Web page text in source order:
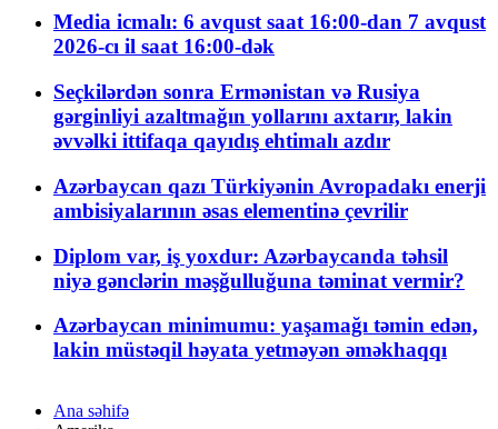
Media icmalı: 6 avqust saat 16:00-dan 7 avqust
2026-cı il saat 16:00-dək
Seçkilərdən sonra Ermənistan və Rusiya
gərginliyi azaltmağın yollarını axtarır, lakin
əvvəlki ittifaqa qayıdış ehtimalı azdır
Azərbaycan qazı Türkiyənin Avropadakı enerji
ambisiyalarının əsas elementinə çevrilir
Diplom var, iş yoxdur: Azərbaycanda təhsil
niyə gənclərin məşğulluğuna təminat vermir?
Azərbaycan minimumu: yaşamağı təmin edən,
lakin müstəqil həyata yetməyən əməkhaqqı
Ana səhifə